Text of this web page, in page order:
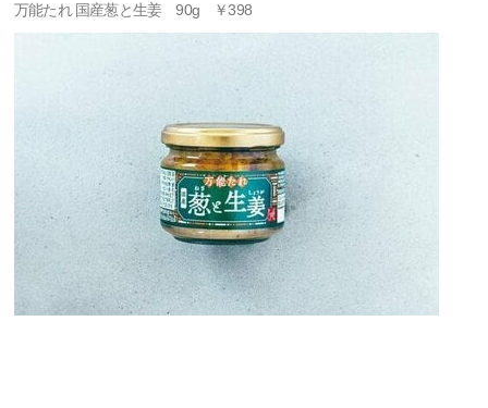
万能たれ 国産葱と生姜 90g ￥398